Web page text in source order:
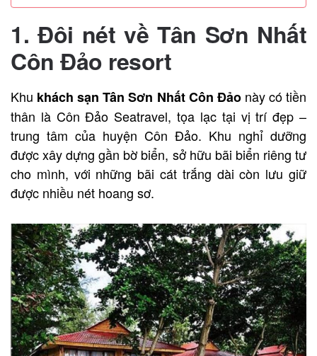
1. Đôi nét về Tân Sơn Nhất
Côn Đảo resort
Khu khách sạn Tân Sơn Nhất Côn Đảo này có tiền
thân là Côn Đảo Seatravel, tọa lạc tại vị trí đẹp –
trung tâm của huyện Côn Đảo. Khu nghỉ dưỡng
được xây dựng gần bờ biển, sở hữu bãi biển riêng tư
cho mình, với những bãi cát trắng dài còn lưu giữ
được nhiều nét hoang sơ.